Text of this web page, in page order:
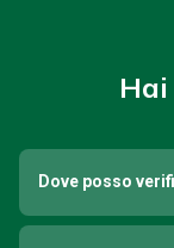
Dove posso